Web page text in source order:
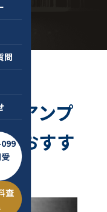
問
受
査
アンプ
おすす